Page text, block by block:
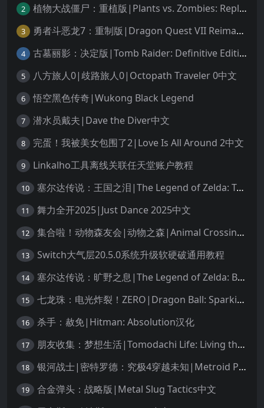
2 植物大战僵尸：重植版|Plants vs. Zombies: Replanted中文
3 勇者斗恶龙7：重制版|Dragon Quest VII Reimagined中文
4 古墓丽影：决定版|Tomb Raider: Definitive Edition中文
5 八方旅人0|歧路旅人0|Octopath Traveler 0中文
6 悟空黑色传奇|Wukong Black Legend
7 潜水员戴夫|Dave the Diver中文
8 完蛋！我被美女包围了2|Love Is All Around 2中文
9 Linkalho工具离线关联任天堂账户教程
10 塞尔达传说：王国之泪|The Legend of Zelda: Tears of the Kingdom中文
11 舞力全开2025|Just Dance 2025中文
12 集合啦！动物森友会|动物之森|Animal Crossing: New Horizons中文
13 Switch大气层20.5.0系统升级软硬破通用教程
14 塞尔达传说：旷野之息|The Legend of Zelda: Breath of the Wild中文
15 七龙珠：电光炸裂！ZERO|Dragon Ball: Sparking! Zero中文
16 杀手：赦免|Hitman: Absolution汉化
17 朋友收集：梦想生活|Tomodachi Life: Living the Dream中文
18 银河战士|密特罗德：究极4穿越未知|Metroid Prime 4: Beyond中文
19 合金弹头：战略版|Metal Slug Tactics中文